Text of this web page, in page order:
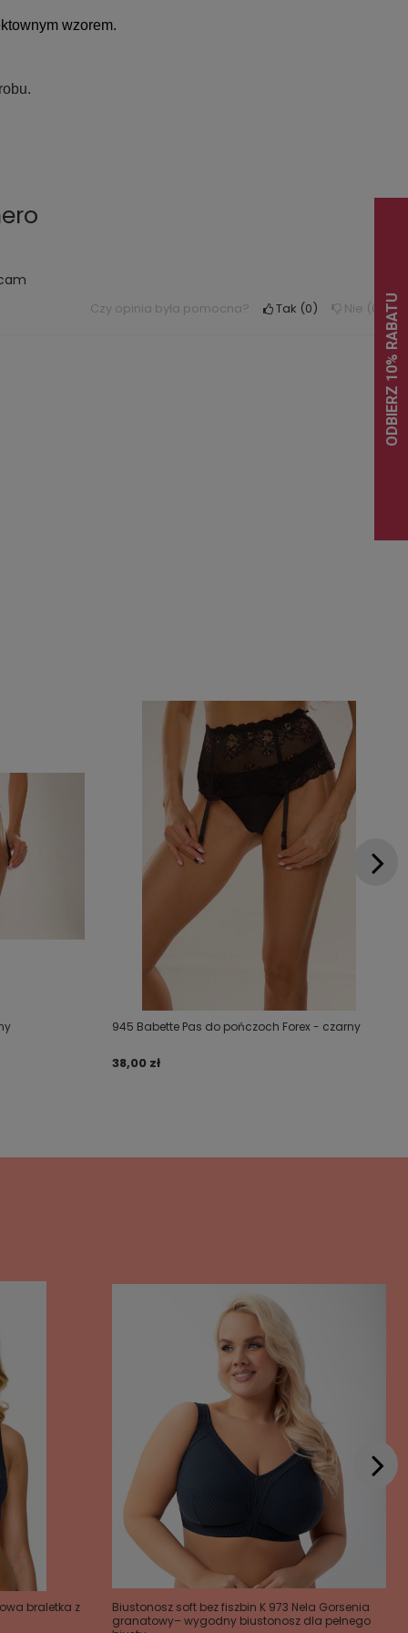
wzorem.
Czy opinia była pomocna? Tak 0 Nie 0
945 Babette Pas do pończoch Forex - czarny
38,00 zł
braletka z
Biustonosz soft bez fiszbin K 973 Nela Gorsenia
granatowy– wygodny biustonosz dla pełnego